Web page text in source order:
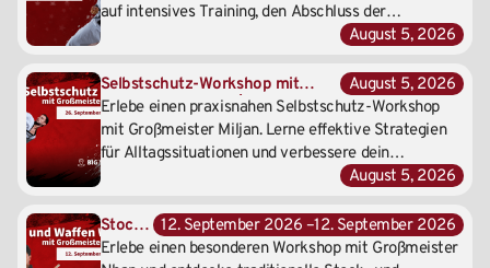
2026
auf intensives Training, den Abschluss der
Prüfungswoche, den Bruchtest und die feierliche
August 5, 2026
Selbstschutz-Workshop mit
Großmeister Miljan | 26.
September 2026
August 5, 2026
Erlebe einen praxisnahen Selbstschutz-Workshop
mit Großmeister Miljan. Lerne effektive Strategien
für Alltagssituationen und verbessere dein
Selbstvertrauen, deine Reaktionsfähigkeit und dein
August 5, 2026
Stock-
und
12. September 2026 –12. September 2026
Erlebe einen besonderen Workshop mit Großmeister